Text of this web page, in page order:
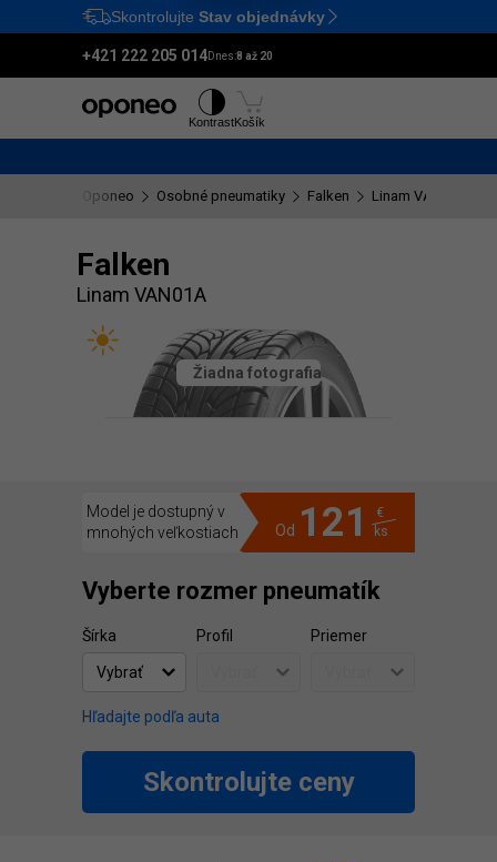
Ctrl M
Skontrolujte Stav objednávky
+421 222 205 014Dnes:8 až 20
KontrastKošík
Oponeo Osobné pneumatiky Falken Linam VAN01A
Falken
Linam VAN01A
Žiadna fotografia
Model je dostupný v
mnohých veľkostiach
Od 121
€
ks
Vyberte rozmer pneumatík
Šírka Profil Priemer
Hľadajte podľa auta
Skontrolujte ceny